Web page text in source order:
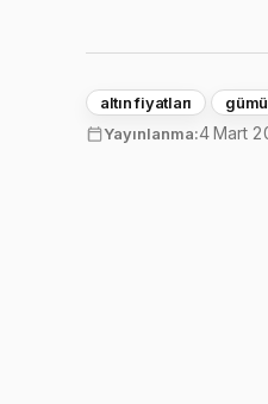
altın fiyatları
Yayınlanma:4 Mart